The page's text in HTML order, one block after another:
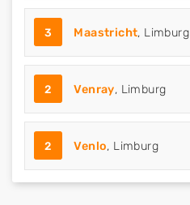
3 Maastricht, Limburg
2 Venray, Limburg
2 Venlo, Limburg